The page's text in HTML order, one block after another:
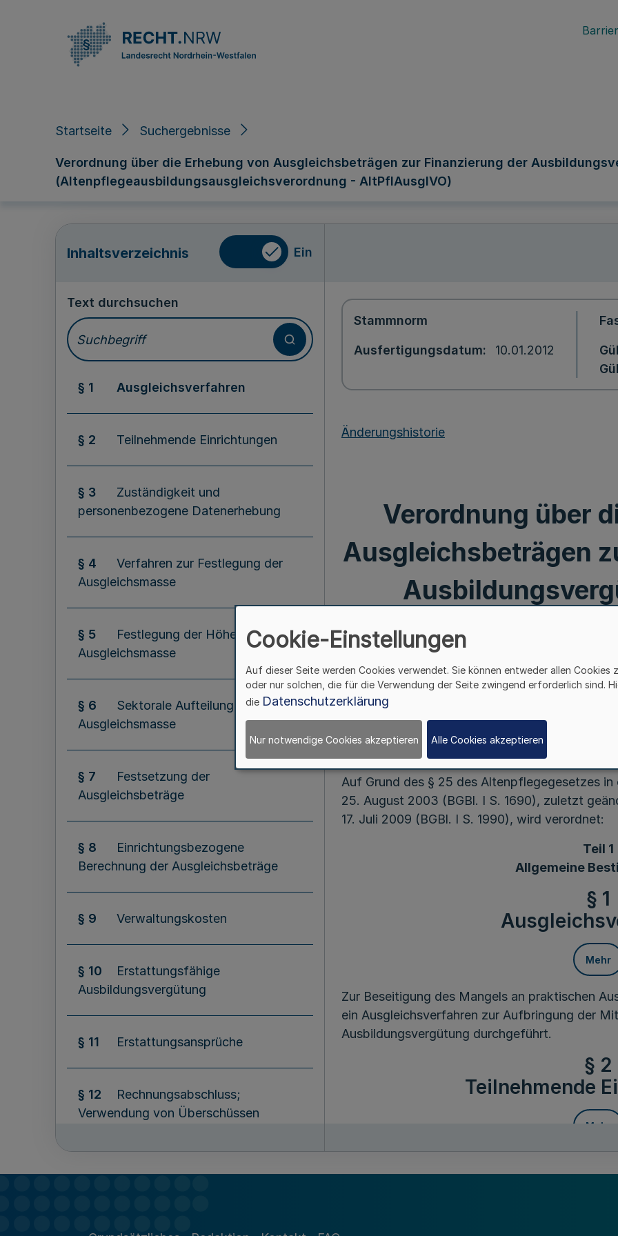
Startseite Suchergebnisse
Verordnung über die Erhebung von Ausgleichsbeträgen zur Finanzierung der
(Altenpflegeausbildungsausgleichsverordnung - AltPflAusglVO)
Inhaltsverzeichnis Ein
Text durchsuchen
§ 1 Ausgleichsverfahren
§ 2 Teilnehmende Einrichtungen
§ 3
Zuständigkeit und
personenbezogene Datenerhebung
§ 4
Verfahren zur Festlegung der
Ausgleichsmasse
§ 5
Festlegung der Höhe der
Ausgleichsmasse
§ 6
Sektorale Aufteilung der
Ausgleichsmasse
§ 7
Festsetzung der
Ausgleichsbeträge
§ 8
Einrichtungsbezogene
Berechnung der Ausgleichsbeträge
§ 9 Verwaltungskosten
§ 10
Erstattungsfähige
Ausbildungsvergütung
§ 11 Erstattungsansprüche
§ 12
Rechnungsabschluss;
Verwendung von Überschüssen
Stammnorm
Ausfertigungsdatum 10.01.2012
Änderungshistorie
Verordnung über
Ausgleichsbeträgen
dnung -
Auf Grund des § 25 des Altenpflegegesetzes
25. August 2003 (BGBl. I S. 1690), zuletzt
17. Juli 2009 (BGBl. I S. 1990), wird verordnet:
Teil 1
Allgemeine
§ 1
Mehr
Zur Beseitigung des Mangels an praktischen
ein Ausgleichsverfahren zur Aufbringung der
Ausbildungsvergütung durchgeführt.
§ 2
Teilnehmende
Mehr
Cookie-Einstellungen
Auf dieser Seite werden Cookies verwendet. Sie können entweder allen Cookies
oder nur solchen, die für die Verwendung der Seite zwingend erforderlich sind.
die Datenschutzerklärung
Nur notwendige Cookies akzeptieren Alle Cookies akzeptieren